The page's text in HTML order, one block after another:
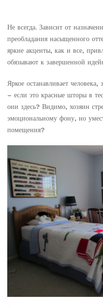
Не всегда. Зависит от
преобладания насыщенного
яркие акценты, как и все,
обязывают к завершенной
Яркое останавливает
– если это красные шторы в
они здесь? Видимо, хозяин
эмоциональному фону, но
помещения?